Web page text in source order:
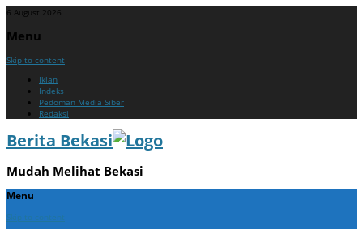
6 August 2026
Menu
Skip to content
Iklan
Indeks
Pedoman Media Siber
Redaksi
Berita Bekasi
Mudah Melihat Bekasi
Menu
Skip to content